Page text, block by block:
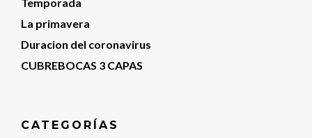
La primavera
Duracion del coronavirus
CUBREBOCAS 3 CAPAS
CATEGORÍAS